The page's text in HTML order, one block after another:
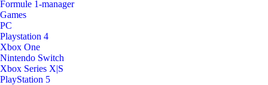
Formule 1-manager
Games
PC
Playstation 4
Xbox One
Nintendo Switch
Xbox Series X|S
PlayStation 5